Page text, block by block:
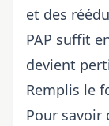
et des
PAP suffit
devient
Remplis le
Pour savoir